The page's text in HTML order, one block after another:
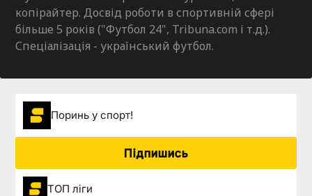
копірайтер. Досвід роботи в спортивній сфері
більше 5 років ("Футбол 24", Tribuna.com і т.д.).
Спеціалізація - український футбол.
Поринь у спорт!
Підпишись
ТОП ліги